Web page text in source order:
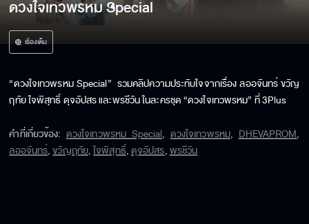
ดวงใจเทวพรหม Special
เรื่องเต็ม
“ดวงใจเทวพรหม Special”  รวมคลิปความประทับใจจากเรื่อง ลออจันทร์ ขวัญ
ฤทัย ใจพิสุทธิ์ ดุจอัปสร และพรชีวัน ในละครชุด “ดวงใจเทวพรหม” ที่ 3Plus
คำที่เกี่ยวข้อง: ดวงใจเทวพรหม Special,ดวงใจเทวพรหม,DHEVAPROM,
ลออจันทร์,ขวัญฤทัย,ใจพิสุทธิ์,ดุจอัปสร,พรชีวัน